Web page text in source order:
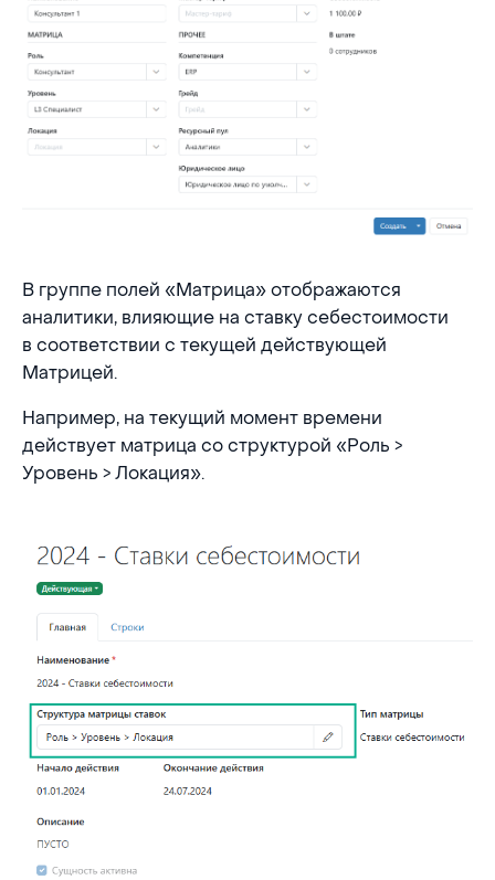
В группе полей «Матрица» отображаются
аналитики, влияющие на ставку себестоимости
в соответствии с текущей действующей
Матрицей.
Например, на текущий момент времени
действует матрица со структурой «Роль >
Уровень > Локация».